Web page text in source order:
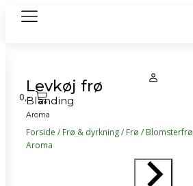
0,-
Forside / Frø & dyrkning/ Frø / Blomsterfrø
Aroma
Levkøj frø
Blanding
Aroma